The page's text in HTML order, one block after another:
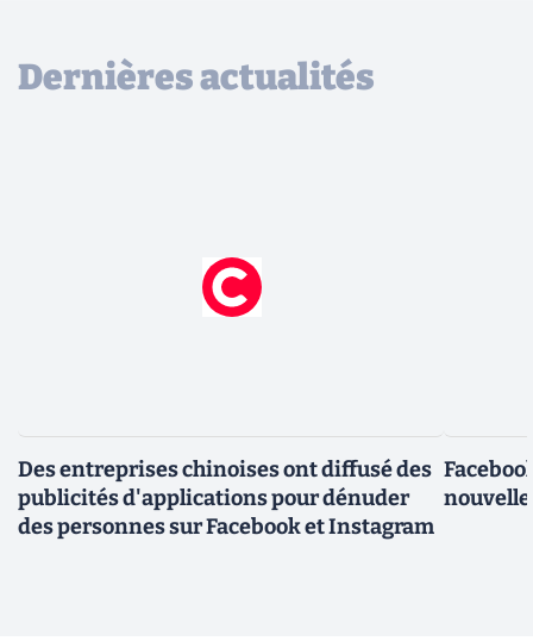
Dernières actualités
Des entreprises chinoises ont diffusé des
publicités d'applications pour dénuder
des personnes sur Facebook et Instagram